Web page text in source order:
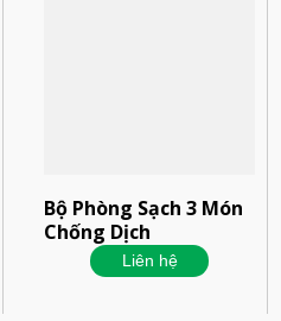
Bộ Phòng Sạch 3 Món
Chống Dịch
Liên hệ